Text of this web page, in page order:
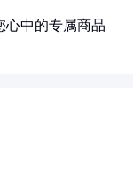
心中的专属商品